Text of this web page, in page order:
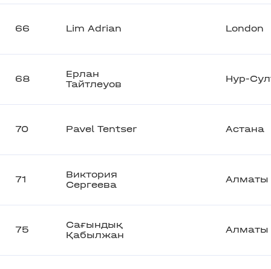
66 Lim Adrian London
68
Ерлан
Тайтлеуов
Нур-
70 Pavel Tentser Астана
71
Виктория
Сергеева
Алматы
75
Сағындық
Қабылжан
Алматы